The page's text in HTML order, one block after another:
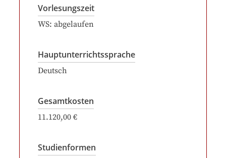
Vorlesungszeit
WS: abgelaufen
Hauptunterrichtssprache
Deutsch
Gesamtkosten
11.120,00 €
Studienformen